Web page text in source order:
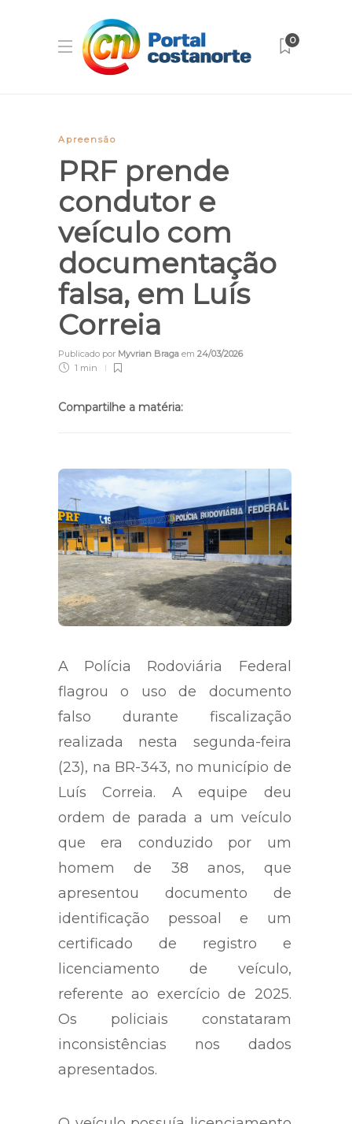
0
Apreensão
PRF prende
condutor e
veículo com
documentação
falsa, em Luís
Correia
Publicado por Myvrian Braga em 24/03/2026
1 min
Compartilhe a matéria:
A Polícia Rodoviária Federal
flagrou o uso de documento
falso durante fiscalização
realizada nesta segunda-feira
(23), na BR-343, no município de
Luís Correia. A equipe deu
ordem de parada a um veículo
que era conduzido por um
homem de 38 anos, que
apresentou documento de
identificação pessoal e um
certificado de registro e
licenciamento de veículo,
referente ao exercício de 2025.
Os policiais constataram
inconsistências nos dados
apresentados.